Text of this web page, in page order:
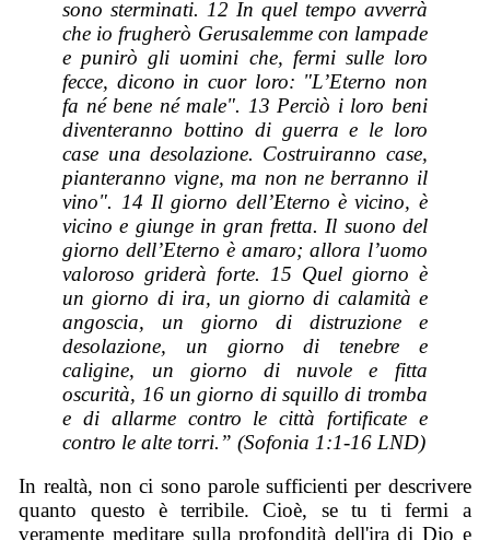
sono sterminati. 12 In quel tempo avverrà
che io frugherò Gerusalemme con lampade
e punirò gli uomini che, fermi sulle loro
fecce, dicono in cuor loro: "L’Eterno non
fa né bene né male". 13 Perciò i loro beni
diventeranno bottino di guerra e le loro
case una desolazione. Costruiranno case,
pianteranno vigne, ma non ne berranno il
vino". 14 Il giorno dell’Eterno è vicino, è
vicino e giunge in gran fretta. Il suono del
giorno dell’Eterno è amaro; allora l’uomo
valoroso griderà forte. 15 Quel giorno è
un giorno di ira, un giorno di calamità e
angoscia, un giorno di distruzione e
desolazione, un giorno di tenebre e
caligine, un giorno di nuvole e fitta
oscurità, 16 un giorno di squillo di tromba
e di allarme contro le città fortificate e
contro le alte torri.” (Sofonia 1:1-16 LND)
In realtà, non ci sono parole sufficienti per descrivere
quanto questo è terribile. Cioè, se tu ti fermi a
veramente meditare sulla profondità dell'ira di Dio e